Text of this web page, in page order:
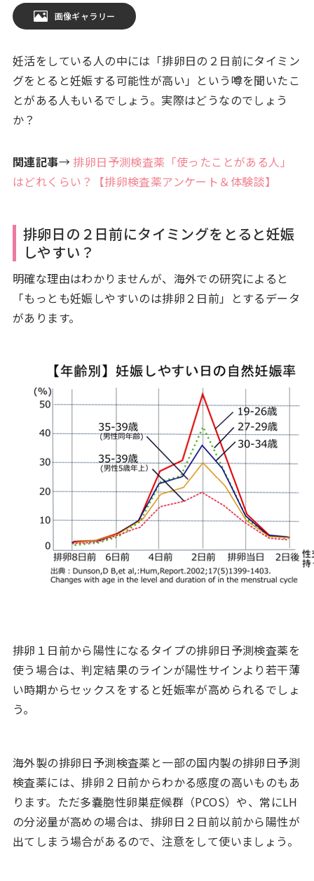
画像ギャラリー
妊活をしている人の中には「排卵日の２日前にタイミン
グをとると妊娠する可能性が高い」という噂を聞いたこ
とがある人もいるでしょう。実際はどうなのでしょう
か？
関連記事→ 排卵日予測検査薬「使ったことがある人」
はどれくらい？【排卵検査薬アンケート＆体験談】
排卵日の２日前にタイミングをとると妊娠
しやすい？
明確な理由はわかりませんが、海外での研究によると
「もっとも妊娠しやすいのは排卵２日前」とするデータ
があります。
排卵１日前から陽性になるタイプの排卵日予測検査薬を
使う場合は、判定結果のラインが陽性サインより若干薄
い時期からセックスをすると妊娠率が高められるでしょ
う。
海外製の排卵日予測検査薬と一部の国内製の排卵日予測
検査薬には、排卵２日前からわかる感度の高いものもあ
ります。ただ多嚢胞性卵巣症候群（PCOS）や、常にLH
の分泌量が高めの場合は、排卵日２日前以前から陽性が
出てしまう場合があるので、注意をして使いましょう。